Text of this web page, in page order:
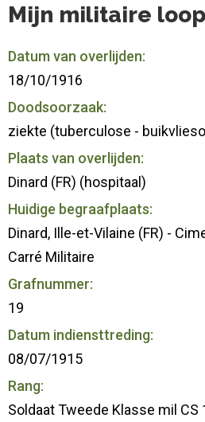
Mijn militaire
Datum van overlijden:
18/10/1916
Doodsoorzaak:
ziekte (tuberculose -
Plaats van overlijden:
Dinard (FR) (hospitaal)
Huidige begraafplaats:
Dinard, Ille-et-Vilaine (FR) -
Carré Militaire
Grafnummer:
19
Datum indiensttreding:
08/07/1915
Rang:
Soldaat Tweede Klasse mil CS